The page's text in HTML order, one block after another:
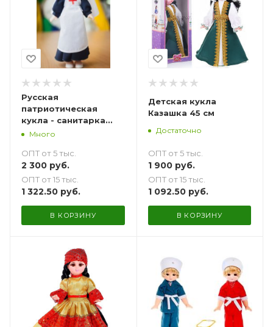
Русская
патриотическая
кукла - санитарка
Российской империи
Много
ОПТ от 5 тыс.
2 300 руб.
ОПТ от 15 тыс.
1 322.50 руб.
В КОРЗИНУ
Детская кукла
Казашка 45 см
Достаточно
ОПТ от 5 тыс.
1 900руб.
ОПТ от 15 тыс.
1 092.50руб.
В КОРЗИНУ